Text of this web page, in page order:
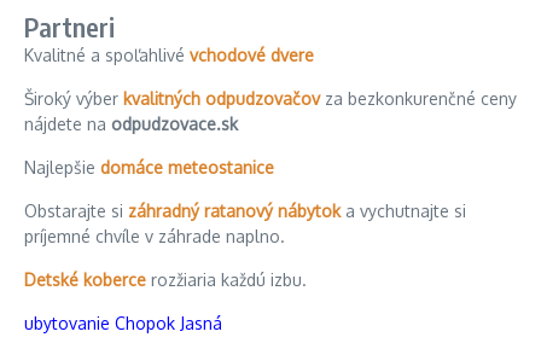
Partneri
Kvalitné a spoľahlivé vchodové dvere
Široký výber kvalitných odpudzovačovza bezkonkurenčné ceny
nájdete na odpudzovace.sk
Najlepšie domáce meteostanice
Obstarajte si záhradný ratanový nábytoka vychutnajte si
príjemné chvíle v záhrade naplno.
Detské koberce rozžiaria každú izbu.
ubytovanie Chopok Jasná